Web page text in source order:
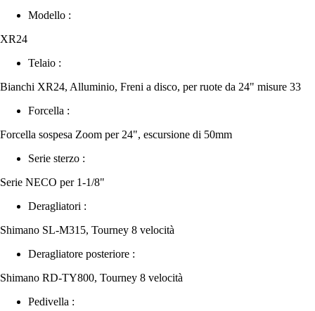
Modello :
XR24
Telaio :
Bianchi XR24, Alluminio, Freni a disco, per ruote da 24" misure 33
Forcella :
Forcella sospesa Zoom per 24", escursione di 50mm
Serie sterzo :
Serie NECO per 1-1/8"
Deragliatori :
Shimano SL-M315, Tourney 8 velocità
Deragliatore posteriore :
Shimano RD-TY800, Tourney 8 velocità
Pedivella :